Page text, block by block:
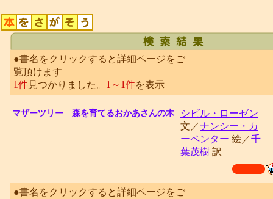
●書名をクリックすると詳細ページをご
覧頂けます
1件見つかりました。 1～1件を表示
マザーツリー 森を育てるおかあさんの木
シビル・ローゼン
文／ナンシー・カ
ーペンター 絵／千
葉茂樹 訳
●書名をクリックすると詳細ページをご